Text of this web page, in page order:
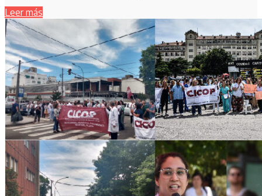
Leer más